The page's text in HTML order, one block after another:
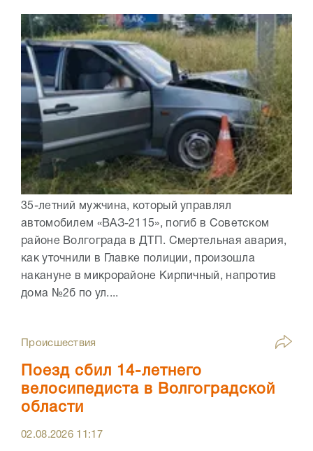
35-летний мужчина, который управлял
автомобилем «ВАЗ-2115», погиб в Советском
районе Волгограда в ДТП. Смертельная авария,
как уточнили в Главке полиции, произошла
накануне в микрорайоне Кирпичный, напротив
дома №2б по ул....
Происшествия
Поезд сбил 14-летнего
велосипедиста в Волгоградской
области
02.08.2026 11:17